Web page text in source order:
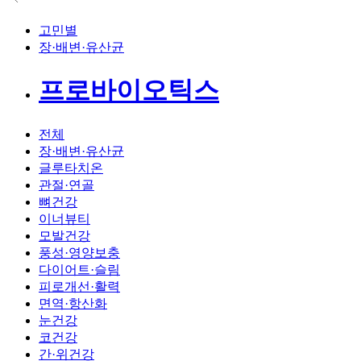
고민별
장·배변·유산균
프로바이오틱스
전체
장·배변·유산균
글루타치온
관절·연골
뼈건강
이너뷰티
모발건강
풍성·영양보충
다이어트·슬림
피로개선·활력
면역·항산화
눈건강
코건강
간·위건강